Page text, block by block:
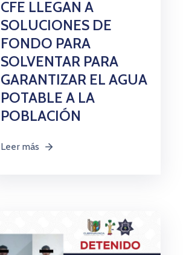
CFE LLEGAN A
SOLUCIONES DE
FONDO PARA
SOLVENTAR PARA
GARANTIZAR EL AGUA
POTABLE A LA
POBLACIÓN
Leer más